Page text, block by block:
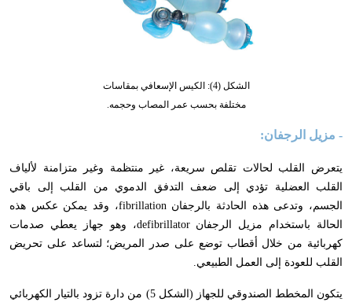
الشكل (4): الكيس الإسعافي بمقاسات
مختلفة بحسب عمر المصاب وحجمه.
- مزيل الرجفان:
يتعرض القلب لحالات تقلص سريعة، غير منتظمة وغير متزامنة لألياف
القلب العضلية تؤدي إلى ضعف التدفق الدموي من القلب إلى باقي
الجسم، وتدعى هذه الحادثة بالرجفانfibrillation، وقد يمكن عكس هذه
الحالة باستخدام مزيل الرجفانdefibrillator، وهو جهاز يعطي صدمات
كهربائية من خلال أقطاب توضع على صدر المريض؛ لتساعد على تحريض
القلب للعودة إلى العمل الطبيعي.
يتكون المخطط الصندوقي للجهاز (الشكل 5) من دارة تزود بالتيار الكهربائي